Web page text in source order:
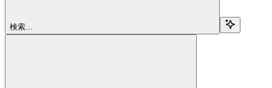
検索...